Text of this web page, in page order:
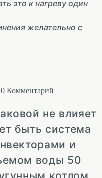
это к нагреву один
желательно с
0 Комментарий
не влияет
быть система
и
воды 50